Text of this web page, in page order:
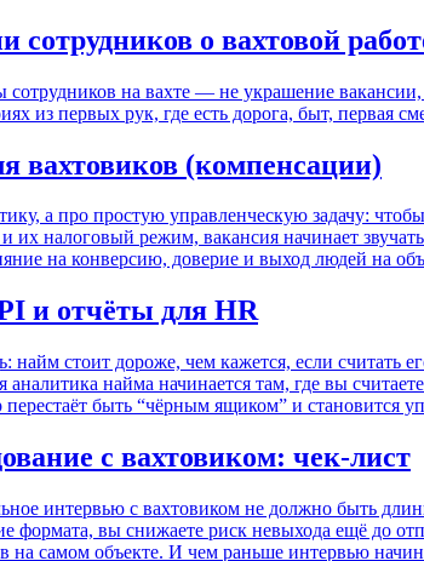
сотрудников о вахтовой
сотрудников на вахте — не украшение
из первых рук, где есть дорога, быт, первая
вахтовиков (компенсации)
а про простую управленческую задачу:
их налоговый режим, вакансия начинает
на конверсию, доверие и выход людей на
и отчёты для HR
найм стоит дороже, чем кажется, если считать
аналитика найма начинается там, где вы
быть “чёрным ящиком” и становится
с вахтовиком: чек-лист
интервью с вахтовиком не должно быть
формата, вы снижаете риск невыхода ещё до
самом объекте. И чем раньше интервью